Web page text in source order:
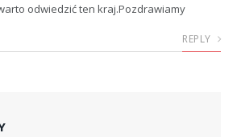
odwiedzić ten kraj.Pozdrawiamy
REPLY